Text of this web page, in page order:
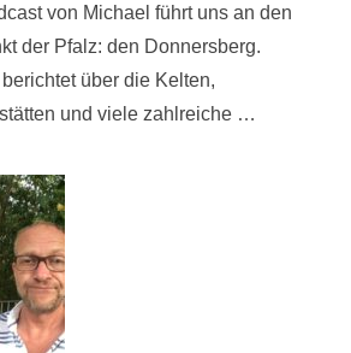
von Michael führt uns an den
der Pfalz: den Donnersberg.
über die Kelten,
und viele zahlreiche …